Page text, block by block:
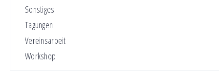
Sonstiges
Tagungen
Vereinsarbeit
Workshop